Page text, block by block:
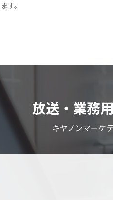
す。
放送・業務
キヤノンマーケ